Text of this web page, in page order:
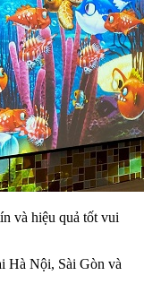
và hiệu quả tốt vui
Hà Nội, Sài Gòn và